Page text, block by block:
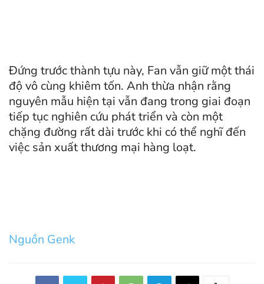
Đứng trước thành tựu này, Fan vẫn giữ một thái
độ vô cùng khiêm tốn. Anh thừa nhận rằng
nguyên mẫu hiện tại vẫn đang trong giai đoạn
tiếp tục nghiên cứu phát triển và còn một
chặng đường rất dài trước khi có thể nghĩ đến
việc sản xuất thương mại hàng loạt.
Nguồn Genk